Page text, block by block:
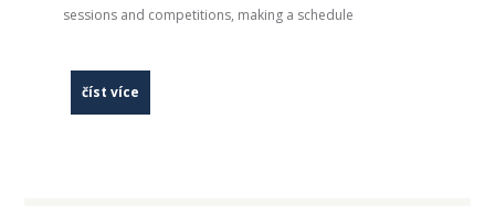
sessions and competitions, making a schedule
číst více